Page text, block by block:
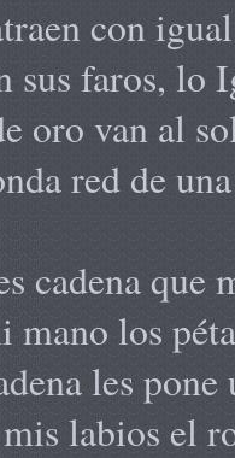
con
sus faros, lo
oro van al
red de
cadena que
mano los
les pone
labios el